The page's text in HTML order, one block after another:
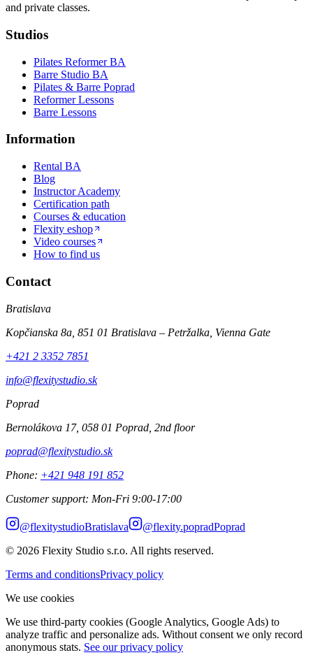
and private classes.
Studios
Pilates Reformer BA
Barre Studio BA
Pilates & Barre Poprad
Reformer Lessons
Barre Lessons
Information
Rental BA
Blog
Instructor Academy
Certification path
Courses & education
Flexity eshop
Video courses
How to find us
Contact
Bratislava
Kopčianska 8a, 851 01 Bratislava – Petržalka, Vienna Gate
+421 2 3352 7851
info@flexitystudio.sk
Poprad
Bernolákova 17, 058 01 Poprad, 2nd floor
poprad@flexitystudio.sk
Phone: +421 948 191 852
Customer support: Mon-Fri 9:00-17:00
@flexitystudioBratislava @flexity.popradPoprad
© 2026 Flexity Studio s.r.o. All rights reserved.
Terms and conditionsPrivacy policy
We use cookies
We use third-party cookies (Google Analytics, Google Ads) to
analyze traffic and personalize ads. Without consent we only record
anonymous stats. See our privacy policy